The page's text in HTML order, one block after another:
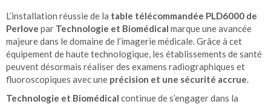
L’installation réussie de la table télécommandée PLD6000 de
Perlove par Technologie et Biomédical marque une avancée
majeure dans le domaine de l’imagerie médicale. Grâce à cet
équipement de haute technologique, les établissements de santé
peuvent désormais réaliser des examens radiographiques et
fluoroscopiques avec une précision et une sécurité accrue.
Technologie et Biomédical continue de s’engager dans la